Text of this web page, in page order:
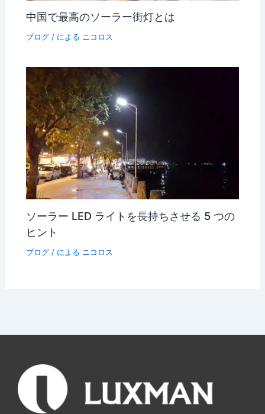
中国で最高のソーラー街灯とは
ブログ / による ニコロス
ソーラー LED ライトを長持ちさせる 5 つの
ヒント
ブログ / による ニコロス